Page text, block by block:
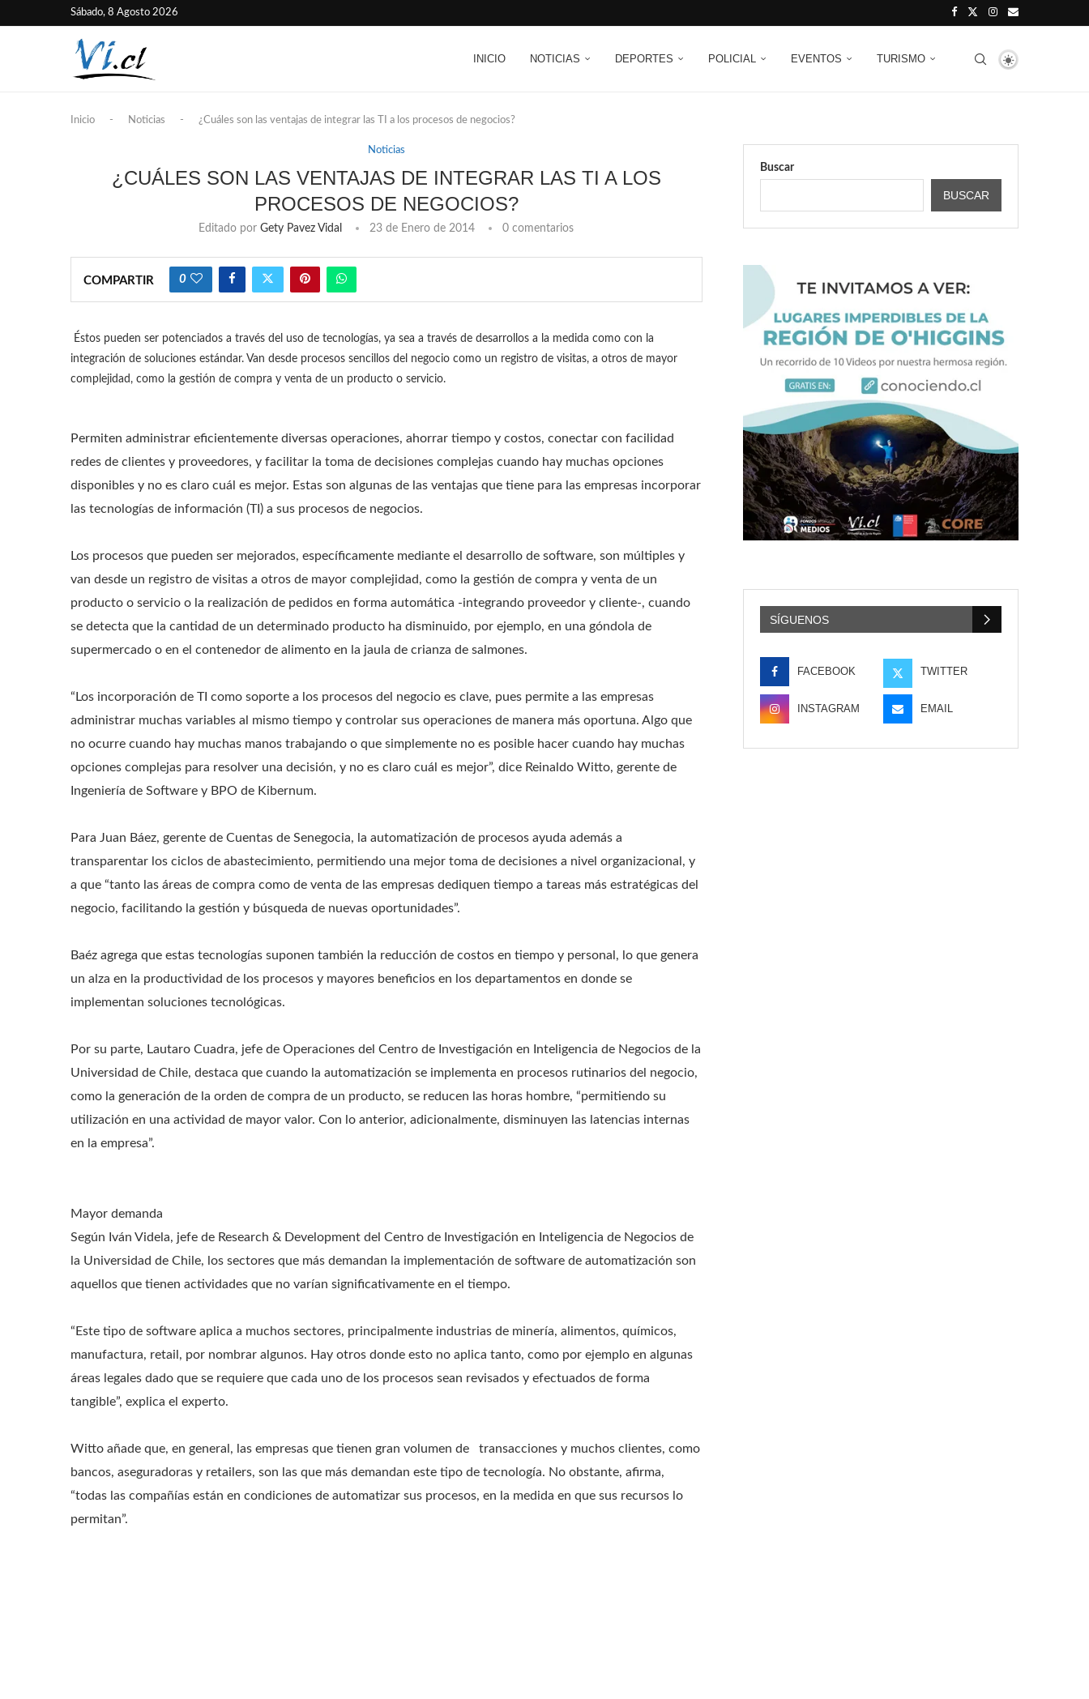
Sábado, 8 Agosto 2026
INICIO NOTICIAS DEPORTES POLICIAL EVENTOS TURISMO
Inicio - Noticias - ¿Cuáles son las ventajas de integrar las TI a los procesos de negocios?
Noticias
¿CUÁLES SON LAS VENTAJAS DE INTEGRAR LAS TI A LOS
PROCESOS DE NEGOCIOS?
Editado porGety Pavez Vidal 23 de Enero de 2014 0 comentarios
COMPARTIR 0
Éstos pueden ser potenciados a través del uso de tecnologías, ya sea a través de desarrollos a la medida como con la
integración de soluciones estándar. Van desde procesos sencillos del negocio como un registro de visitas, a otros de mayor
complejidad, como la gestión de compra y venta de un producto o servicio.
Permiten administrar eficientemente diversas operaciones, ahorrar tiempo y costos, conectar con facilidad
redes de clientes y proveedores, y facilitar la toma de decisiones complejas cuando hay muchas opciones
disponibles y no es claro cuál es mejor. Estas son algunas de las ventajas que tiene para las empresas incorporar
las tecnologías de información (TI) a sus procesos de negocios.
Los procesos que pueden ser mejorados, específicamente mediante el desarrollo de software, son múltiples y
van desde un registro de visitas a otros de mayor complejidad, como la gestión de compra y venta de un
producto o servicio o la realización de pedidos en forma automática -integrando proveedor y cliente-, cuando
se detecta que la cantidad de un determinado producto ha disminuido, por ejemplo, en una góndola de
supermercado o en el contenedor de alimento en la jaula de crianza de salmones.
“Los incorporación de TI como soporte a los procesos del negocio es clave, pues permite a las empresas
administrar muchas variables al mismo tiempo y controlar sus operaciones de manera más oportuna. Algo que
no ocurre cuando hay muchas manos trabajando o que simplemente no es posible hacer cuando hay muchas
opciones complejas para resolver una decisión, y no es claro cuál es mejor”, dice Reinaldo Witto, gerente de
Ingeniería de Software y BPO de Kibernum.
Para Juan Báez, gerente de Cuentas de Senegocia, la automatización de procesos ayuda además a
transparentar los ciclos de abastecimiento, permitiendo una mejor toma de decisiones a nivel organizacional, y
a que “tanto las áreas de compra como de venta de las empresas dediquen tiempo a tareas más estratégicas del
negocio, facilitando la gestión y búsqueda de nuevas oportunidades”.
Baéz agrega que estas tecnologías suponen también la reducción de costos en tiempo y personal, lo que genera
un alza en la productividad de los procesos y mayores beneficios en los departamentos en donde se
implementan soluciones tecnológicas.
Por su parte, Lautaro Cuadra, jefe de Operaciones del Centro de Investigación en Inteligencia de Negocios de la
Universidad de Chile, destaca que cuando la automatización se implementa en procesos rutinarios del negocio,
como la generación de la orden de compra de un producto, se reducen las horas hombre, “permitiendo su
utilización en una actividad de mayor valor. Con lo anterior, adicionalmente, disminuyen las latencias internas
en la empresa”.
Mayor demanda
Según Iván Videla, jefe de Research & Development del Centro de Investigación en Inteligencia de Negocios de
la Universidad de Chile, los sectores que más demandan la implementación de software de automatización son
aquellos que tienen actividades que no varían significativamente en el tiempo.
“Este tipo de software aplica a muchos sectores, principalmente industrias de minería, alimentos, químicos,
manufactura, retail, por nombrar algunos. Hay otros donde esto no aplica tanto, como por ejemplo en algunas
áreas legales dado que se requiere que cada uno de los procesos sean revisados y efectuados de forma
tangible”, explica el experto.
Witto añade que, en general, las empresas que tienen gran volumen de transacciones y muchos clientes, como
bancos, aseguradoras y retailers, son las que más demandan este tipo de tecnología. No obstante, afirma,
“todas las compañías están en condiciones de automatizar sus procesos, en la medida en que sus recursos lo
permitan”.
Buscar
BUSCAR
SÍGUENOS
FACEBOOK TWITTER
INSTAGRAM EMAIL